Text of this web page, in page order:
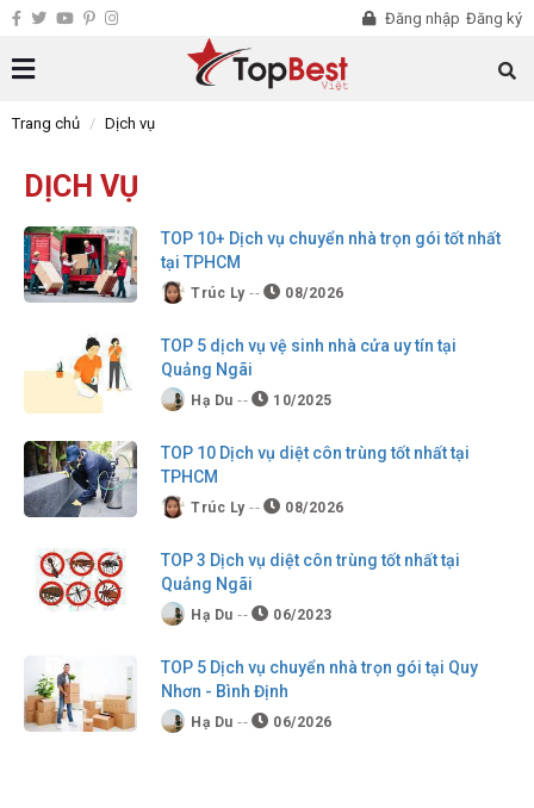
Đăng nhập Đăng ký
Trang chủ Dịch vụ
DỊCH VỤ
TOP 10+ Dịch vụ chuyển nhà trọn gói tốt nhất
tại TPHCM
Trúc Ly 08/2026
TOP 5 dịch vụ vệ sinh nhà cửa uy tín tại
Quảng Ngãi
Hạ Du 10/2025
TOP 10 Dịch vụ diệt côn trùng tốt nhất tại
TPHCM
Trúc Ly 08/2026
TOP 3 Dịch vụ diệt côn trùng tốt nhất tại
Quảng Ngãi
Hạ Du 06/2023
TOP 5 Dịch vụ chuyển nhà trọn gói tại Quy
Nhơn - Bình Định
Hạ Du 06/2026